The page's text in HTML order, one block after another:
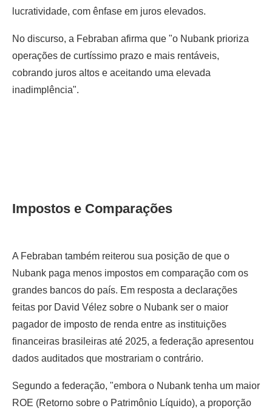
lucratividade, com ênfase em juros elevados.
No discurso, a Febraban afirma que "o Nubank prioriza
operações de curtíssimo prazo e mais rentáveis,
cobrando juros altos e aceitando uma elevada
inadimplência".
Impostos e Comparações
A Febraban também reiterou sua posição de que o
Nubank paga menos impostos em comparação com os
grandes bancos do país. Em resposta a declarações
feitas por David Vélez sobre o Nubank ser o maior
pagador de imposto de renda entre as instituições
financeiras brasileiras até 2025, a federação apresentou
dados auditados que mostrariam o contrário.
Segundo a federação, "embora o Nubank tenha um maior
ROE (Retorno sobre o Patrimônio Líquido), a proporção